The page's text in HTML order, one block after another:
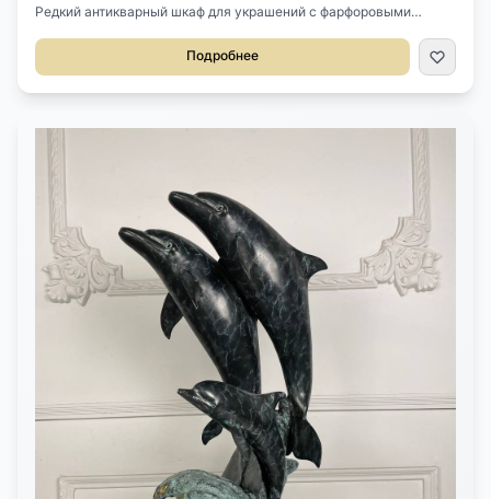
Редкий антикварный шкаф для украшений с фарфоровыми
Франция. Выполнен из и эбенового дерева, ящички внутри из
красного дерева. Оригинальная фурнитура из золоченой
Grand magasin de Paris. Согласно архивным документам, в 1880-
х годах «Парiжский большой магазинъ», расположенный по
адресу Невский проспект, д. 20, принадлежал купцу 2-ой
гильдии Фёдорову Фёдору Фёдоровичу и торговал бронзовыми,
фарфоровыми, а также галантерейными товарами. Магазин был
основан в 1850-х годах французским подданным, купцом 2-й
гильдии Луи Александром Дюбуа (1821-?). При его преемниках
торговля велась под торговым названием «Grand magasin de
Paris».Редкий предмет музейного уровня. Представляет собой
историческую, художественную и коллекционную ценность.
Подробнее